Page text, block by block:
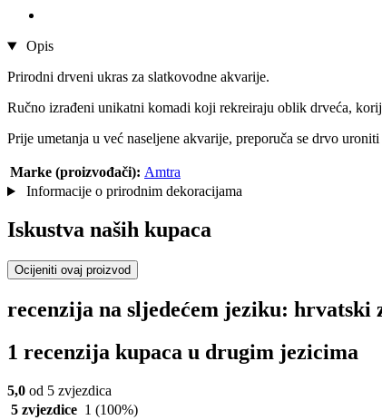
Opis
Prirodni drveni ukras za slatkovodne akvarije.
Ručno izrađeni unikatni komadi koji rekreiraju oblik drveća,
Prije umetanja u već naseljene akvarije, preporuča se drvo
Marke (proizvođači): Amtra
Informacije o prirodnim dekoracijama
Iskustva naših kupaca
Ocijeniti ovaj proizvod
recenzija na sljedećem jeziku:
1 recenzija kupaca u drugim jezicima
5,0 od 5 zvjezdica
5 zvjezdice 1 (100%)